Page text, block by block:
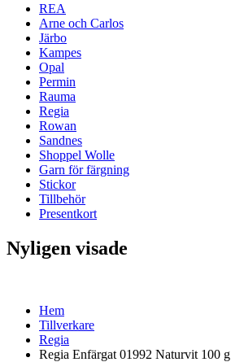
REA
Arne och Carlos
Järbo
Kampes
Opal
Permin
Rauma
Regia
Rowan
Sandnes
Shoppel Wolle
Garn för färgning
Stickor
Tillbehör
Presentkort
Nyligen visade
Hem
Tillverkare
Regia
Regia Enfärgat 01992 Naturvit 100 g